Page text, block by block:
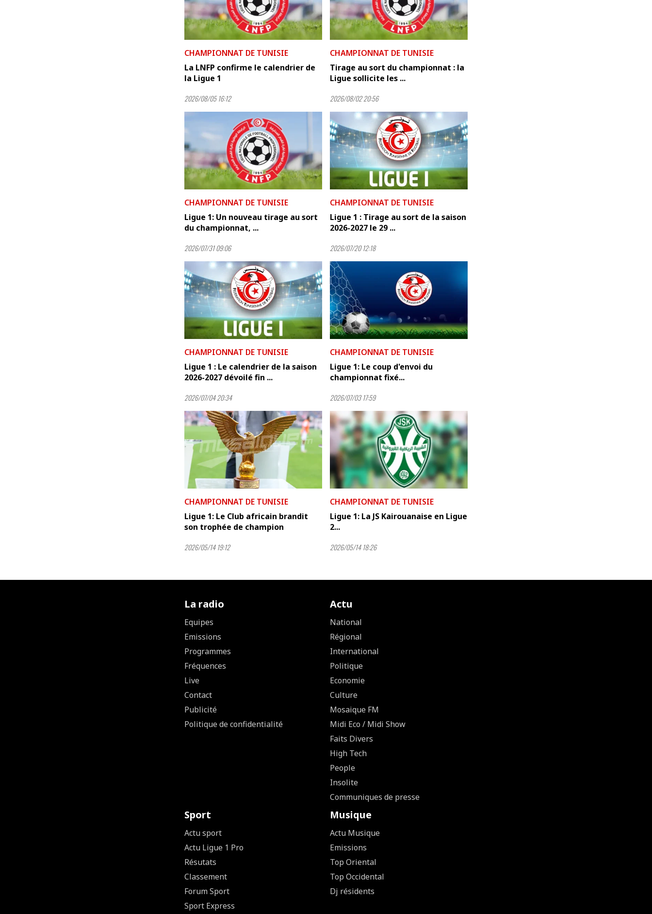
CHAMPIONNAT DE TUNISIE
La LNFP confirme le calendrier de
la Ligue 1
2026/08/05 16:12
CHAMPIONNAT DE TUNISIE
Tirage au sort du championnat : la
Ligue sollicite les ...
2026/08/02 20:56
CHAMPIONNAT DE TUNISIE
Ligue 1: Un nouveau tirage au sort
du championnat, ...
2026/07/31 09:06
CHAMPIONNAT DE TUNISIE
Ligue 1 : Tirage au sort de la saison
2026-2027 le 29 ...
2026/07/20 12:18
CHAMPIONNAT DE TUNISIE
Ligue 1 : Le calendrier de la saison
2026-2027 dévoilé fin ...
2026/07/04 20:34
CHAMPIONNAT DE TUNISIE
Ligue 1: Le coup d'envoi du
championnat fixé...
2026/07/03 17:59
CHAMPIONNAT DE TUNISIE
Ligue 1: Le Club africain brandit
son trophée de champion
2026/05/14 19:12
CHAMPIONNAT DE TUNISIE
Ligue 1: La JS Kairouanaise en Ligue
2...
2026/05/14 18:26
La radio
Equipes
Emissions
Programmes
Fréquences
Live
Contact
Publicité
Politique de confidentialité
Actu
National
Régional
International
Politique
Economie
Culture
Mosaique FM
Midi Eco / Midi Show
Faits Divers
High Tech
People
Insolite
Communiques de presse
Sport
Actu sport
Actu Ligue 1 Pro
Résutats
Classement
Forum Sport
Sport Express
Musique
Actu Musique
Emissions
Top Oriental
Top Occidental
Dj résidents